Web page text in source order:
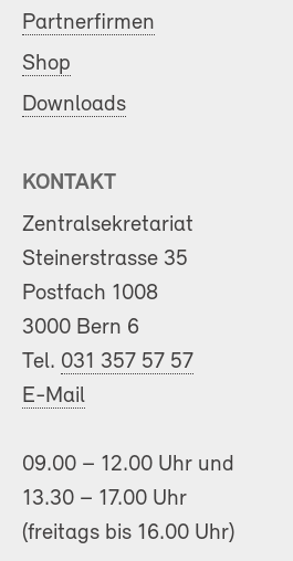
Partnerfirmen
Shop
Downloads
KONTAKT
Zentralsekretariat
Steinerstrasse 35
Postfach 1008
3000 Bern 6
Tel. 031 357 57 57
E-Mail
09.00 – 12.00 Uhr und
13.30 – 17.00 Uhr
(freitags bis 16.00 Uhr)